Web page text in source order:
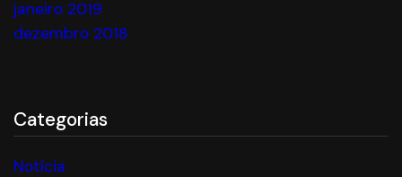
janeiro 2019
dezembro 2018
Categorias
Notícia